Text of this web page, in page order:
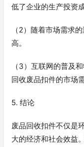
低了企业的生产投资成
（2）随着市场需求
高。
（3）互联网的普及
回收废品扣件的市场需
5. 结论
废品回收扣件不仅是
大的经济和社会效益